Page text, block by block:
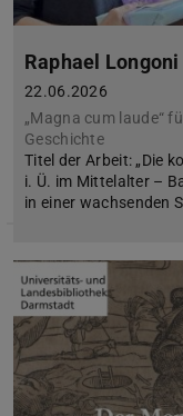
Raphael
22.06.2026
„Magna cum laude“
Geschichte
Titel der Arbeit: „Die
i. Ü. im Mittelalter –
in einer wachsenden